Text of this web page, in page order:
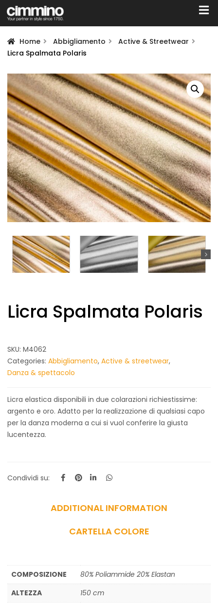
Home Abbigliamento
Active & Streetwear
Licra Spalmata Polaris
Licra Spalmata Polaris
SKU: M4062
Categories: Abbigliamento, Active & streetwear,
Danza & spettacolo
Licra elastica disponibili in due colarazioni richiestissime:
argento e oro. Adatto per la realizzazione di qualsiasi capo
per la danza moderna a cui si vuol conferire la giusta
lucentezza.
Condividi su:
ADDITIONAL INFORMATION
CARTELLA COLORE
COMPOSIZIONE
80% Poliammide 20% Elastan
ALTEZZA
150 cm